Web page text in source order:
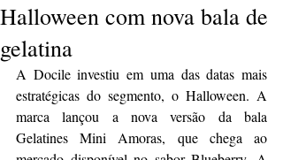
Halloween com nova bala de
gelatina
A Docile investiu em uma das datas mais
estratégicas do segmento, o Halloween. A
marca lançou a nova versão da bala
Gelatines Mini Amoras, que chega ao